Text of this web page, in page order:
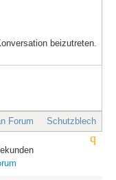
beizutreten.
Forum Schutzblech